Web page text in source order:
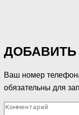
Ваш номер
обязательны для